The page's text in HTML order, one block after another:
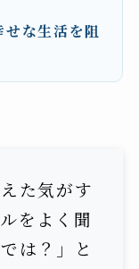
な生活を阻
た気がす
をよく聞
は？」と